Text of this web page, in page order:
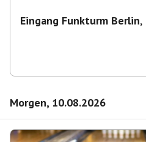
Eingang Funkturm Berlin,
Morgen, 10.08.2026